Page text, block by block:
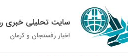
سایت تحلیلی خبری
اخبار رفسنجان و كرمان